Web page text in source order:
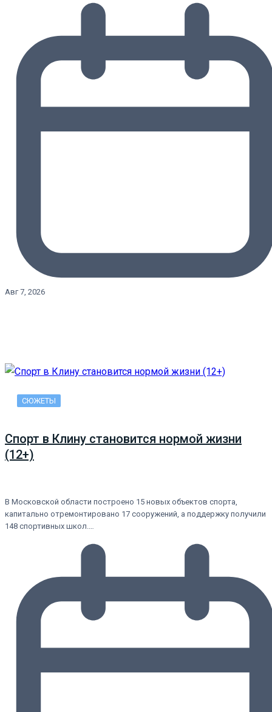
Авг 7, 2026
СЮЖЕТЫ
Спорт в Клину становится нормой жизни
(12+)
В Московской области построено 15 новых объектов спорта,
капитально отремонтировано 17 сооружений, а поддержку получили
148 спортивных школ.…